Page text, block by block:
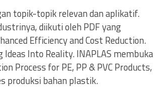
topik-topik relevan dan aplikatif.
diikuti oleh PDF yang
Efficiency and Cost Reduction.
Into Reality. INAPLAS membuka
Process for PE, PP & PVC Products,
produksi bahan plastik.